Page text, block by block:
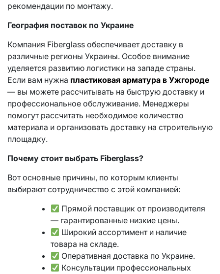
рекомендации по монтажу.
География поставок по Украине
Компания Fiberglass обеспечивает доставку в
различные регионы Украины. Особое внимание
уделяется развитию логистики на западе страны.
Если вам нужна пластиковая арматура в Ужгороде
— вы можете рассчитывать на быструю доставку и
профессиональное обслуживание. Менеджеры
помогут рассчитать необходимое количество
материала и организовать доставку на строительную
площадку.
Почему стоит выбрать Fiberglass?
Вот основные причины, по которым клиенты
выбирают сотрудничество с этой компанией:
Прямой поставщик от производителя
— гарантированные низкие цены.
Широкий ассортимент и наличие
товара на складе.
Оперативная доставка по Украине.
Консультации профессиональных